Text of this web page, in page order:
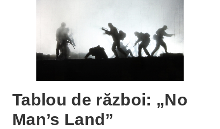
Tablou de război: „No
Man’s Land”